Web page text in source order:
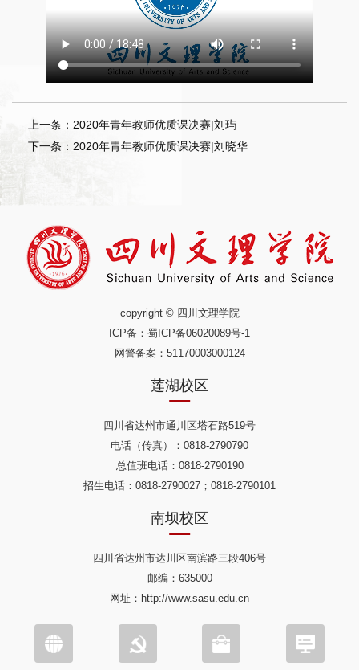
上一条：2020年青年教师优质课决赛|刘玙
下一条：2020年青年教师优质课决赛|刘晓华
copyright © 四川文理学院
ICP备： 蜀ICP备06020089号-1
网警备案：51170003000124
莲湖校区
四川省达州市通川区塔石路519号
电话（传真）：0818-2790790
总值班电话：0818-2790190
招生电话：0818-2790027；0818-2790101
南坝校区
四川省达州市达川区南滨路三段406号
邮编：635000
网址：http://www.sasu.edu.cn